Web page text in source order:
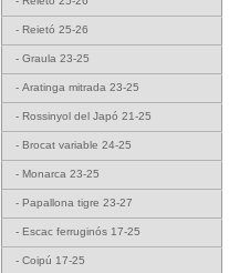
- Reietó 25-26
- Graula 23-25
- Aratinga mitrada 23-25
- Rossinyol del Japó 21-25
- Brocat variable 24-25
- Monarca 23-25
- Papallona tigre 23-27
- Escac ferruginós 17-25
- Coipú 17-25